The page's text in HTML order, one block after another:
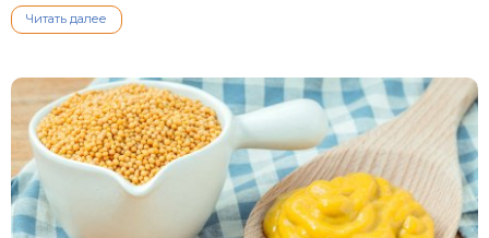
Читать далее